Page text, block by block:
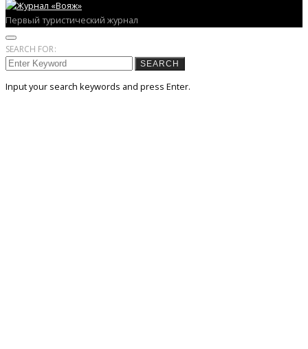
Первый туристический журнал
SEARCH FOR:
SEARCH
Input your search keywords and press Enter.